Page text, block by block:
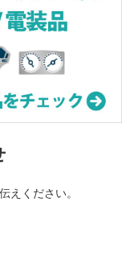
えください。